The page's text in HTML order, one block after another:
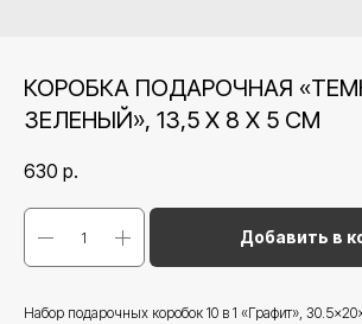
КОРОБКА ПОДАРОЧНАЯ
ЗЕЛЕНЫЙ», 13,5 Х 8 Х 5 СМ
630 р.
Добавить в
Набор подарочных коробок 10 в 1 «Графит»,